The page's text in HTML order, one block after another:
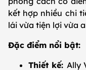
kết hợp nhiều chi
lái vừa tiện lợi vừa
Đặc điểm nổi bật:
Thiết kế: Ally